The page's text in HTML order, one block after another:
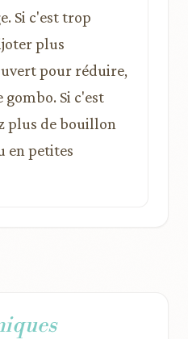
Si c'est trop
plus
pour réduire,
gombo. Si c'est
plus de bouillon
en petites